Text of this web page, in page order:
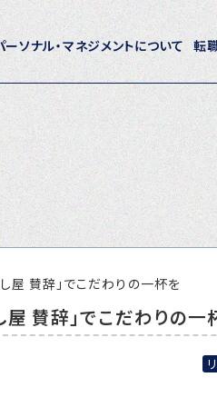
ーソナル・マネジメントについて 転
ホーム
パーソナ
会社概要
採用情
トピックス
P-mane
屋 賛辞」でこだわりの一杯を
屋 賛辞」でこだわりの一